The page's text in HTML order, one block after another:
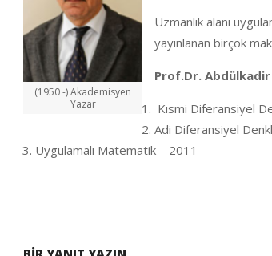
(1950 -) Akademisyen
Yazar
Uzmanlık alanı
yayınlanan birçok
Prof.Dr. Abdülkadir
Kısmi Diferansiyel
Adi Diferansiyel
Uygulamalı Matematik – 2011